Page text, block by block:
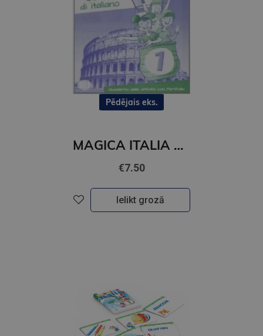
Pēdējais eks.
MAGICA ITALIA 1 Quaderno delle attivita con Portfolio
€7.50
Ielikt grozā